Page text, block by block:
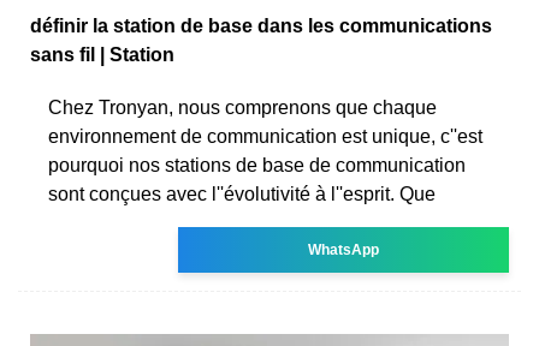
définir la station de base dans les communications
sans fil | Station
Chez Tronyan, nous comprenons que chaque
environnement de communication est unique, c''est
pourquoi nos stations de base de communication
sont conçues avec l''évolutivité à l''esprit. Que
WhatsApp